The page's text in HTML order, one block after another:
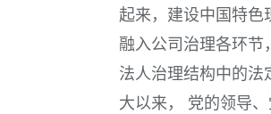
起来，建设中国特色
融入公司治理各环节
法人治理结构中的法
大以来， 党的领导